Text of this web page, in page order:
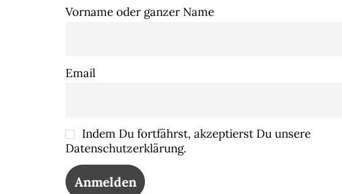
Vorname oder ganzer Name
Email
Indem Du fortfährst, akzeptierst Du unsere
Datenschutzerklärung.